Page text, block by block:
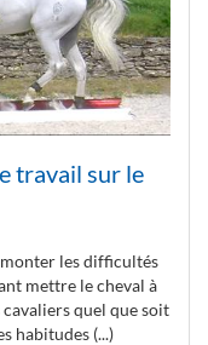
travail sur le
les difficultés
mettre le cheval à
quel que soit
habitudes (...)